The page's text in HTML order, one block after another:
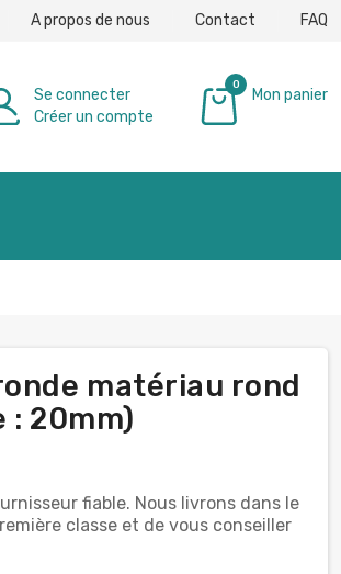
A propos de nous Contact FAQ
Se connecter
Créer un compte
0
Mon panier
matériau rond
: 20mm)
fiable. Nous livrons dans le
classe et de vous conseiller